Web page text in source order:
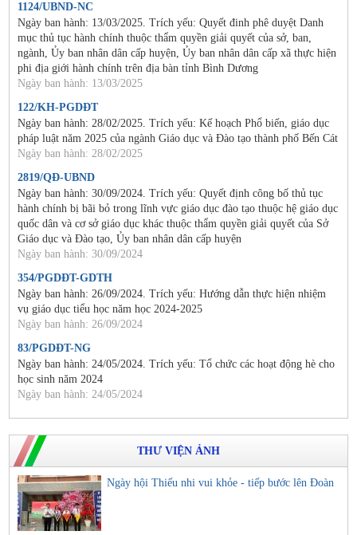
1124/UBND-NC
Ngày ban hành: 13/03/2025. Trích yếu: Quyết đinh phê duyệt Danh
mục thủ tục hành chính thuộc thẩm quyền giải quyết của sở, ban,
ngành, Ủy ban nhân dân cấp huyện, Ủy ban nhân dân cấp xã thực hiện
phi địa giới hành chính trên địa bàn tỉnh Bình Dương
Ngày ban hành: 13/03/2025
122/KH-PGDĐT
Ngày ban hành: 28/02/2025. Trích yếu: Kế hoạch Phổ biến, giáo dục
pháp luật năm 2025 của ngành Giáo dục và Đào tạo thành phố Bến Cát
Ngày ban hành: 28/02/2025
2819/QĐ-UBND
Ngày ban hành: 30/09/2024. Trích yếu: Quyết định công bố thủ tục
hành chính bị bãi bỏ trong lĩnh vực giáo dục đào tạo thuộc hệ giáo dục
quốc dân và cơ sở giáo dục khác thuộc thẩm quyền giải quyết của Sở
Giáo dục và Đào tạo, Ủy ban nhân dân cấp huyện
Ngày ban hành: 30/09/2024
354/PGDĐT-GDTH
Ngày ban hành: 26/09/2024. Trích yếu: Hướng dẫn thực hiện nhiệm
vụ giáo dục tiểu học năm học 2024-2025
Ngày ban hành: 26/09/2024
83/PGDĐT-NG
Ngày ban hành: 24/05/2024. Trích yếu: Tổ chức các hoạt động hè cho
học sinh năm 2024
Ngày ban hành: 24/05/2024
THƯ VIỆN ẢNH
Ngày hội Thiếu nhi vui khỏe - tiếp bước lên Đoàn